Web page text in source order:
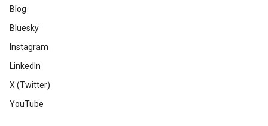
Blog
Bluesky
Instagram
LinkedIn
X (Twitter)
YouTube